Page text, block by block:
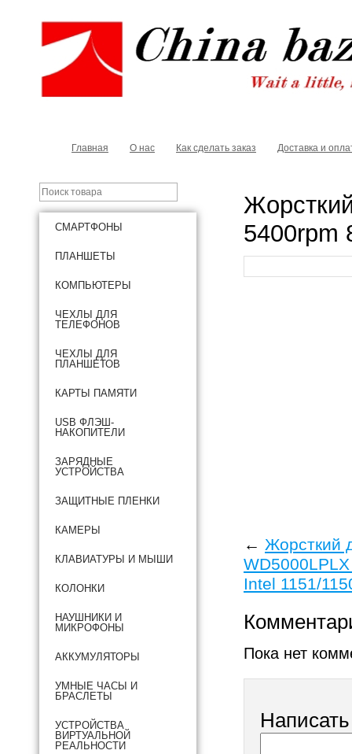
Главная О нас Как сделать заказ Доставка и
5400rpm
← Жорсткий
Intel 1151/
Пока нет
СМАРТФОНЫ
ПЛАНШЕТЫ
КОМПЬЮТЕРЫ
ЧЕХЛЫ ДЛЯ
ТЕЛЕФОНОВ
ЧЕХЛЫ ДЛЯ
ПЛАНШЕТОВ
КАРТЫ ПАМЯТИ
USB ФЛЭШ-
НАКОПИТЕЛИ
ЗАРЯДНЫЕ
УСТРОЙСТВА
ЗАЩИТНЫЕ ПЛЕНКИ
КАМЕРЫ
КЛАВИАТУРЫ И МЫШИ
КОЛОНКИ
НАУШНИКИ И
МИКРОФОНЫ
АККУМУЛЯТОРЫ
УМНЫЕ ЧАСЫ И
БРАСЛЕТЫ
УСТРОЙСТВА
ВИРТУАЛЬНОЙ
РЕАЛЬНОСТИ